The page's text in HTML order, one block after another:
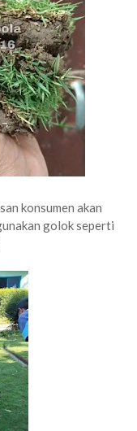
konsumen akan
golok seperti